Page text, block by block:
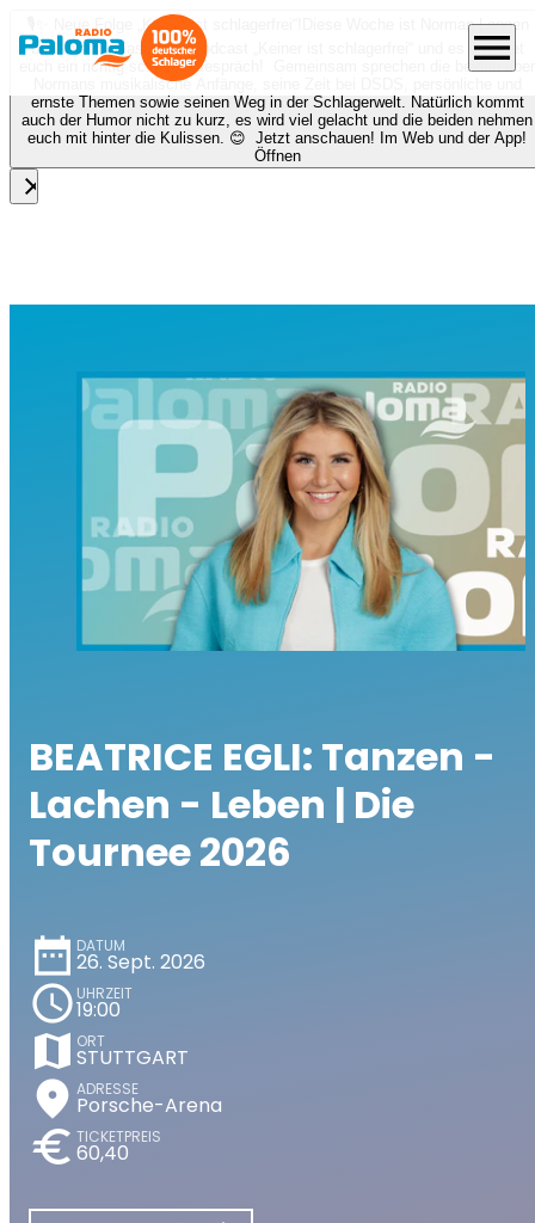
🎙️✨ Neue Folge „Keiner ist schlagerfrei“!
Diese Woche ist Norman Langen
bei Nora zu Gast beim Podcast „Keiner ist schlagerfrei“ und es erwartet
euch ein richtig schönes Gespräch! Gemeinsam sprechen die beiden über
Normans musikalische Anfänge, seine Zeit bei DSDS, persönliche und
ernste Themen sowie seinen Weg in der Schlagerwelt. Natürlich kommt
auch der Humor nicht zu kurz, es wird viel gelacht und die beiden nehmen
euch mit hinter die Kulissen. 😊 Jetzt anschauen! Im Web und der App!
Öffnen
close
menu
BEATRICE EGLI: Tanzen -
Lachen - Leben | Die
Tournee 2026
date_range DATUM
26. Sept. 2026
schedule UHRZEIT
19:00
map ORT
STUTTGART
place ADRESSE
Porsche-Arena
euro TICKETPREIS
60,40